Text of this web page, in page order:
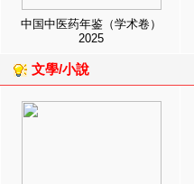
中国中医药年鉴（学术卷）
2025
文學/小說